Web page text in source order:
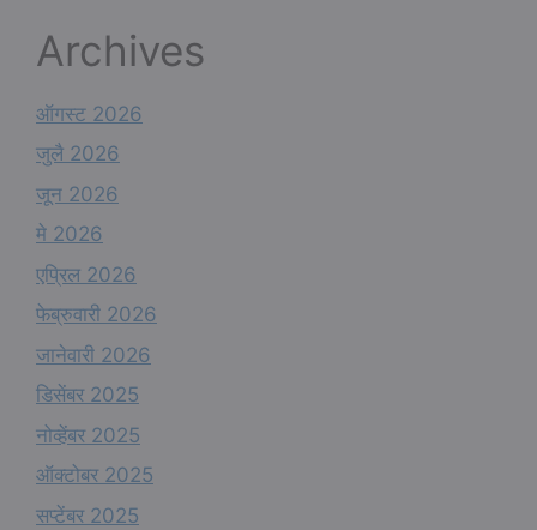
lArchives
ऑगस्ट 2026
जुलै 2026
जून 2026
मे 2026
एप्रिल 2026
फेब्रुवारी 2026
जानेवारी 2026
डिसेंबर 2025
नोव्हेंबर 2025
ऑक्टोबर 2025
सप्टेंबर 2025